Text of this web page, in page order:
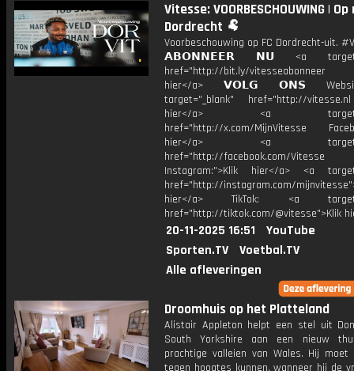
Vitesse: VOORBESCHOUWING |
Dordrecht 🐏
Voorbeschouwing op FC Dordrecht-uit.
𝗔𝗕𝗢𝗡𝗡𝗘𝗘𝗥 𝗡𝗨 <a
href="http://bit.ly/
hier</a> 𝗩𝗢𝗟𝗚 𝗢𝗡𝗦
target="_blank" href="http://
hier</a> <a
href="http://x.com/MijnVitesse
hier</a> <a
href="http://facebook.com/Vitesse
Instagram:">Klik hier</a> <a
href="http://instagram.com/
hier</a> TikTok: <a
href="http://tiktok.com/@vitesse">Klik
20-11-2025 16:51
YouTube
Sporten.TV
Voetbal.TV
Alle afleveringen
Droomhuis op het Platteland
Alistair Appleton helpt een stel uit
South Yorkshire aan een nieuw
prachtige valleien van Wales. Hij moet
tegen hoogtes kunnen, wanneer hij de